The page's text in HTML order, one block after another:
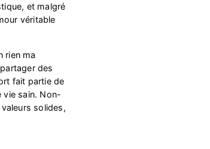
et malgré
véritable
rien ma
des
fait partie de
vie sain. Non-
solides,